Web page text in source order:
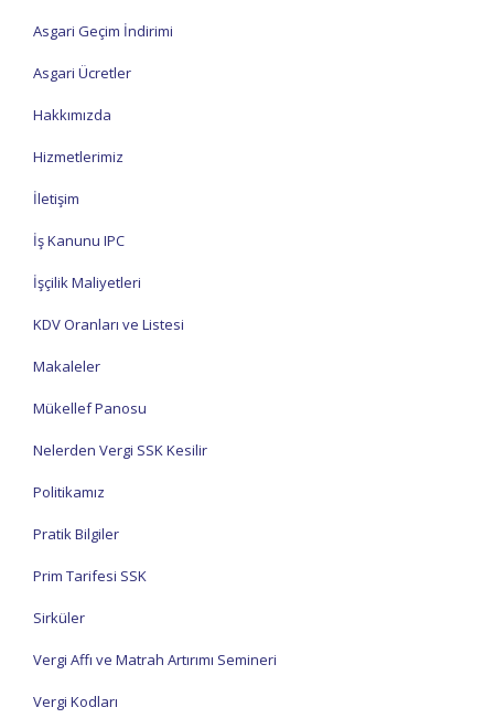
Asgari Geçim İndirimi
Asgari Ücretler
Hakkımızda
Hizmetlerimiz
İletişim
İş Kanunu IPC
İşçilik Maliyetleri
KDV Oranları ve Listesi
Makaleler
Mükellef Panosu
Nelerden Vergi SSK Kesilir
Politikamız
Pratik Bilgiler
Prim Tarifesi SSK
Sirküler
Vergi Affı ve Matrah Artırımı Semineri
Vergi Kodları